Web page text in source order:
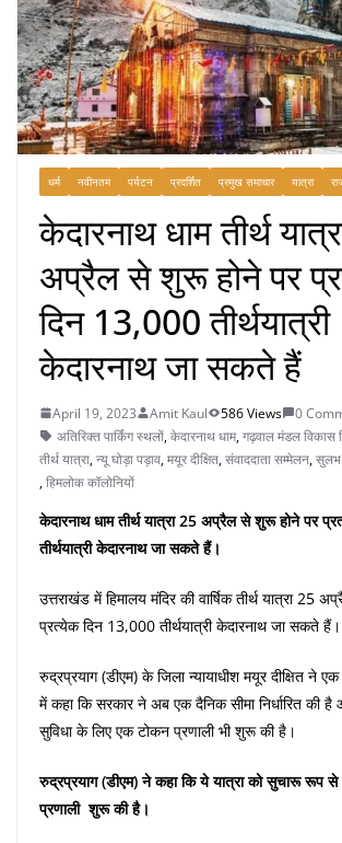
धर्म नवीनतम पर्यटन प्रदर्शित प्रमुख समाचार यात्रा
केदारनाथ धाम तीर्थ
अप्रैल से शुरू होने पर
दिन 13,000 तीर्थयात्री
केदारनाथ जा सकते हैं
April 19, 2023 Amit Kaul 586 Views
0
अतिरिक्त पार्किंग स्थलों,केदारनाथ धाम,गढ़वाल मंडल विकास
तीर्थ यात्रा,न्यू घोड़ा पड़ाव,मयूर दीक्षित,संवाददाता सम्मेलन,सुलभ
,हिमलोक कॉलोनियों
केदारनाथ धाम तीर्थ यात्रा 25 अप्रैल से शुरू होने पर
तीर्थयात्री केदारनाथ जा सकते हैं।
उत्तराखंड में हिमालय मंदिर की वार्षिक तीर्थ यात्रा 25
प्रत्येक दिन 13,000 तीर्थयात्री केदारनाथ जा सकते हैं।
रुद्रप्रयाग (डीएम) के जिला न्यायाधीश मयूर दीक्षित ने
में कहा कि सरकार ने अब एक दैनिक सीमा निर्धारित की है
सुविधा के लिए एक टोकन प्रणाली भी शुरू की है।
रुद्रप्रयाग (डीएम) ने कहा कि ये यात्रा को सुचारू रूप
प्रणाली शुरू की है।